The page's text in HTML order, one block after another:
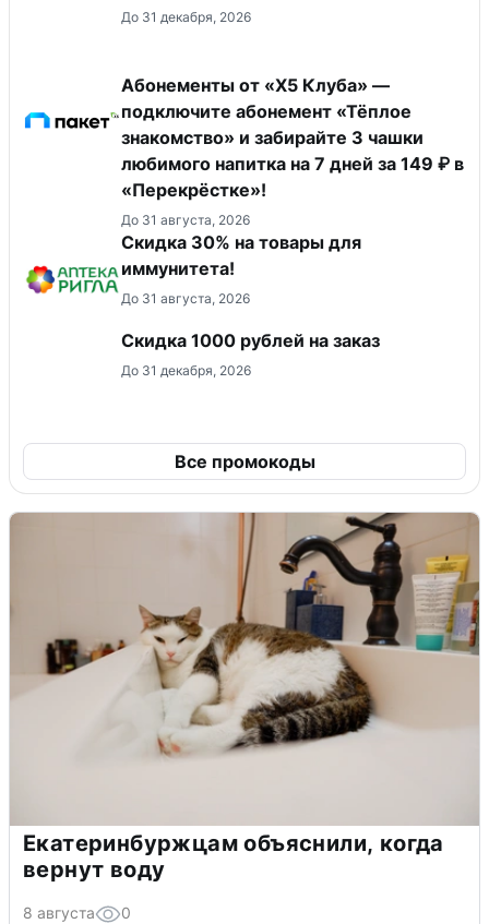
До 31 декабря, 2026
Абонементы от «Х5 Клуба» —
подключите абонемент «Тёплое
знакомство» и забирайте 3 чашки
любимого напитка на 7 дней за 149 ₽ в
«Перекрёстке»!
До 31 августа, 2026
Скидка 30% на товары для
иммунитета!
До 31 августа, 2026
Скидка 1000 рублей на заказ
До 31 декабря, 2026
Все промокоды
Екатеринбуржцам объяснили, когда
вернут воду
8 августа 0